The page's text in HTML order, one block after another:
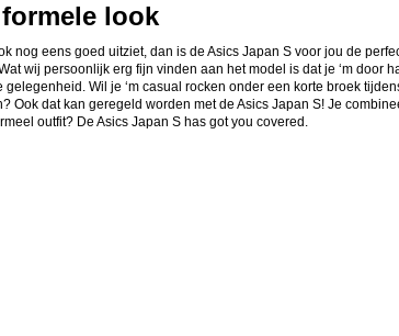
look
eens goed uitziet, dan is de Asics Japan S voor jou de
wij persoonlijk erg fijn vinden aan het model is dat je ‘m
Wil je ‘m casual rocken onder een korte broek
dat kan geregeld worden met de Asics Japan S! Je
outfit? De Asics Japan S has got you covered.